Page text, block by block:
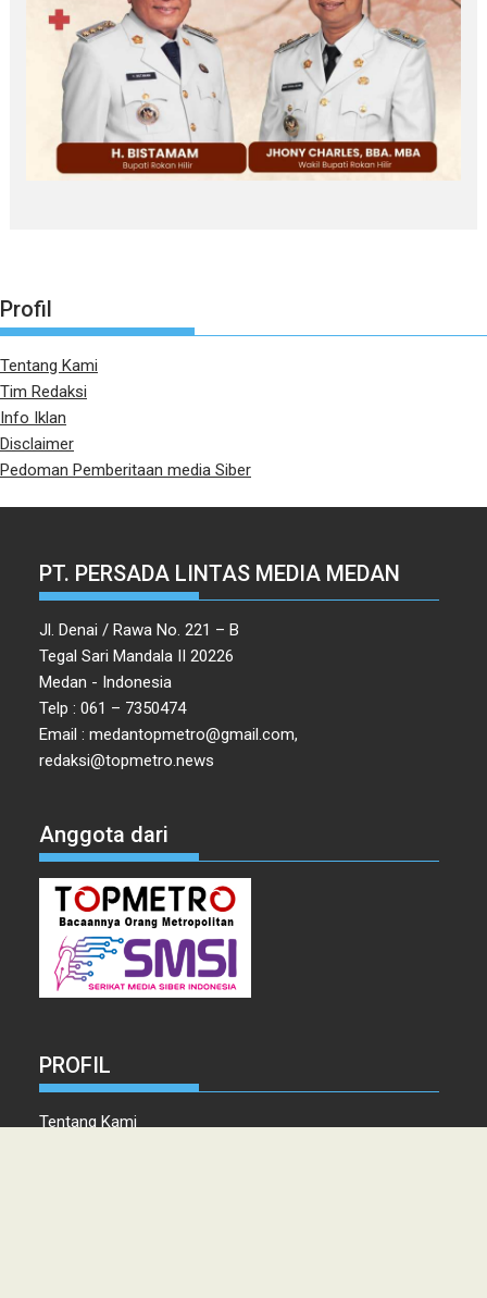
Profil
Tentang Kami
Tim Redaksi
Info Iklan
Disclaimer
Pedoman Pemberitaan media Siber
PT. PERSADA LINTAS MEDIA MEDAN
Jl. Denai / Rawa No. 221 – B
Tegal Sari Mandala II 20226
Medan - Indonesia
Telp : 061 – 7350474
Email : medantopmetro@gmail.com,
redaksi@topmetro.news
Anggota dari
PROFIL
Tentang Kami